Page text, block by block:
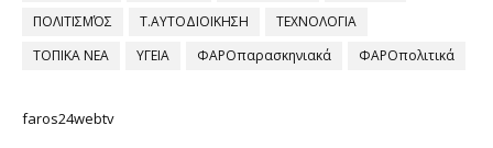
ΠΟΛΙΤΙΣΜΌΣ
Τ.ΑΥΤΟΔΙΟΙΚΗΣΗ
ΤΕΧΝΟΛΟΓΙΑ
ΤΟΠΙΚΑ ΝΕΑ
ΥΓΕΙΑ ΦΑΡΟπαρασκηνιακά ΦΑΡΟπολιτικά
faros24webtv